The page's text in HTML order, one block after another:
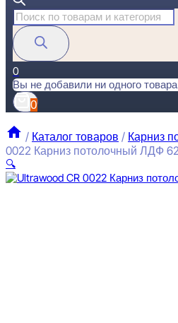
Поиск
товаров
0
Вы не добавили ни одного товара
0
/ Каталог товаров / Карниз
0022 Карниз потолочный ЛДФ
🔍